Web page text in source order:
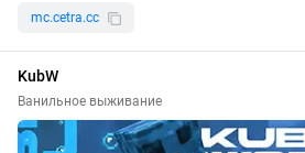
mc.cetra.cc
KubW
Ванильное выживание